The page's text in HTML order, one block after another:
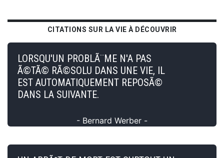
CITATIONS SUR LA VIE À DÉCOUVRIR
LORSQU'UN PROBLÃ¨ME N'A PAS
Ã©TÃ© RÃ©SOLU DANS UNE VIE, IL
EST AUTOMATIQUEMENT REPOSÃ©
DANS LA SUIVANTE.
- Bernard Werber -